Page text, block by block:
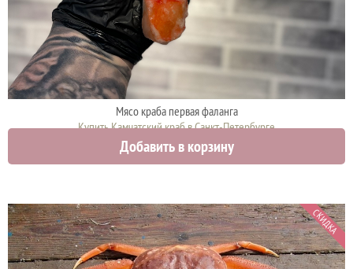
Мясо краба первая фаланга
Купить Камчатский краб в Санкт-Петербурге
5300 руб.
Добавить в корзину
СКИДКА